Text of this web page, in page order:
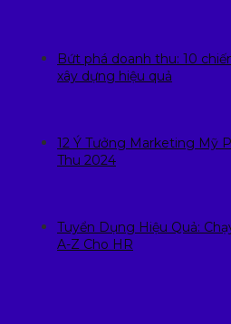
Bứt phá doanh thu: 10
xây dựng hiệu quả
12 Ý Tưởng Marketing Mỹ
Thu 2024
Tuyển Dụng Hiệu Quả:
A-Z Cho HR